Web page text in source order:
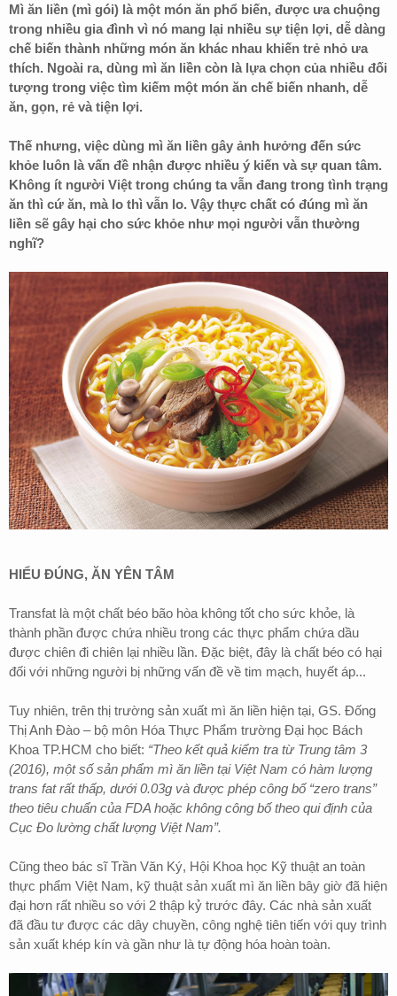
Mì ăn liền (mì gói) là một món ăn phổ biến, được ưa chuộng
trong nhiều gia đình vì nó mang lại nhiều sự tiện lợi, dễ dàng
chế biến thành những món ăn khác nhau khiến trẻ nhỏ ưa
thích. Ngoài ra, dùng mì ăn liền còn là lựa chọn của nhiều đối
tượng trong việc tìm kiếm một món ăn chế biến nhanh, dễ
ăn, gọn, rẻ và tiện lợi.
Thế nhưng, việc dùng mì ăn liền gây ảnh hưởng đến sức
khỏe luôn là vấn đề nhận được nhiều ý kiến và sự quan tâm.
Không ít người Việt trong chúng ta vẫn đang trong tình trạng
ăn thì cứ ăn, mà lo thì vẫn lo. Vậy thực chất có đúng mì ăn
liền sẽ gây hại cho sức khỏe như mọi người vẫn thường
nghĩ?
HIỂU ĐÚNG, ĂN YÊN TÂM
Transfat là một chất béo bão hòa không tốt cho sức khỏe, là
thành phần được chứa nhiều trong các thực phẩm chứa dầu
được chiên đi chiên lại nhiều lần. Đặc biệt, đây là chất béo có hại
đối với những người bị những vấn đề về tim mạch, huyết áp...
Tuy nhiên, trên thị trường sản xuất mì ăn liền hiện tại, GS. Đống
Thị Anh Đào – bộ môn Hóa Thực Phẩm trường Đại học Bách
Khoa TP.HCM cho biết: “Theo kết quả kiểm tra từ Trung tâm 3
(2016), một số sản phẩm mì ăn liền tại Việt Nam có hàm lượng
trans fat rất thấp, dưới 0.03g và được phép công bố “zero trans”
theo tiêu chuẩn của FDA hoặc không công bố theo qui định của
Cục Đo lường chất lượng Việt Nam”.
Cũng theo bác sĩ Trần Văn Ký, Hội Khoa học Kỹ thuật an toàn
thực phẩm Việt Nam, kỹ thuật sản xuất mì ăn liền bây giờ đã hiện
đại hơn rất nhiều so với 2 thập kỷ trước đây. Các nhà sản xuất
đã đầu tư được các dây chuyền, công nghệ tiên tiến với quy trình
sản xuất khép kín và gần như là tự động hóa hoàn toàn.